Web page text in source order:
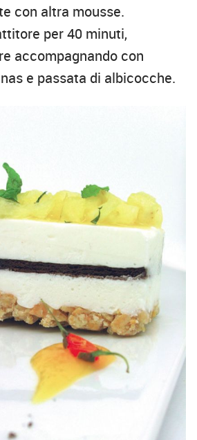
con altra mousse.
per 40 minuti,
accompagnando con
e passata di albicocche.